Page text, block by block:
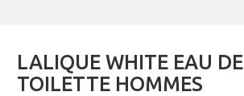
LALIQUE WHITE EAU DE
TOILETTE HOMMES